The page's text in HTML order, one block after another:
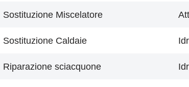
Sostituzione Miscelatore
Sostituzione Caldaie
Riparazione sciacquone